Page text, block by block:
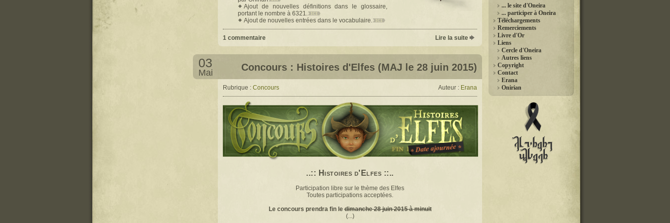
... le site d'Oneira
... participer à Oneira
Téléchargements
Remerciements
Livre d'Or
Liens
Cercle d'Oneira
Autres liens
Copyright
Contact
Erana
Onirian
Ajout de nouvelles définitions dans le glossaire,
portant le nombre à 6321.
Ajout de nouvelles entrées dans le vocabulaire.
1 commentaire Lire la suite
03
Mai Concours : Histoires d'Elfes (MAJ le 28 juin 2015)
Rubrique : Concours Auteur : Erana
..:: Histoires d'Elfes ::..
Participation libre sur le thème des Elfes
Toutes participations acceptées.
Le concours prendra fin ledimanche 28 juin 2015 à minuit
(...)